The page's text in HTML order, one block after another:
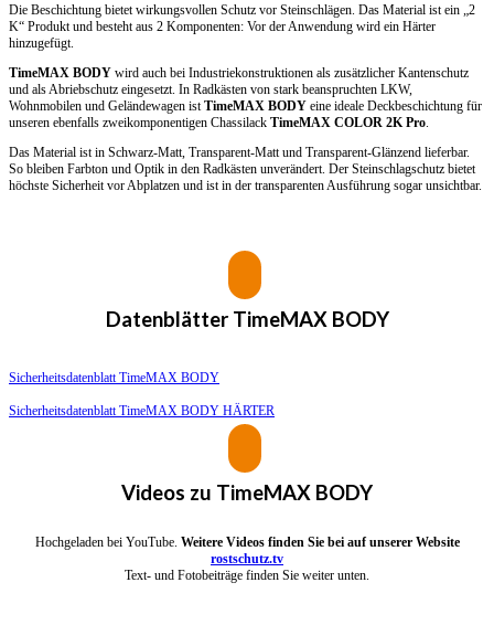
Die Beschichtung bietet wirkungsvollen Schutz vor Steinschlägen. Das Material ist ein „2
K“ Produkt und besteht aus 2 Komponenten: Vor der Anwendung wird ein Härter
hinzugefügt.
TimeMAX BODY wird auch bei Industriekonstruktionen als zusätzlicher Kantenschutz
und als Abriebschutz eingesetzt. In Radkästen von stark beanspruchten LKW,
Wohnmobilen und Geländewagen istTimeMAX BODY eine ideale Deckbeschichtung für
unseren ebenfalls zweikomponentigen Chassilack TimeMAX COLOR 2K Pro.
Das Material ist in Schwarz-Matt, Transparent-Matt und Transparent-Glänzend lieferbar.
So bleiben Farbton und Optik in den Radkästen unverändert. Der Steinschlagschutz bietet
höchste Sicherheit vor Abplatzen und ist in der transparenten Ausführung sogar unsichtbar.
Datenblätter TimeMAX BODY
Sicherheitsdatenblatt TimeMAX BODY
Sicherheitsdatenblatt TimeMAX BODY HÄRTER
Videos zu TimeMAX BODY
Hochgeladen bei YouTube. Weitere Videos finden Sie bei auf unserer Website
rostschutz.tv
Text- und Fotobeiträge finden Sie weiter unten.